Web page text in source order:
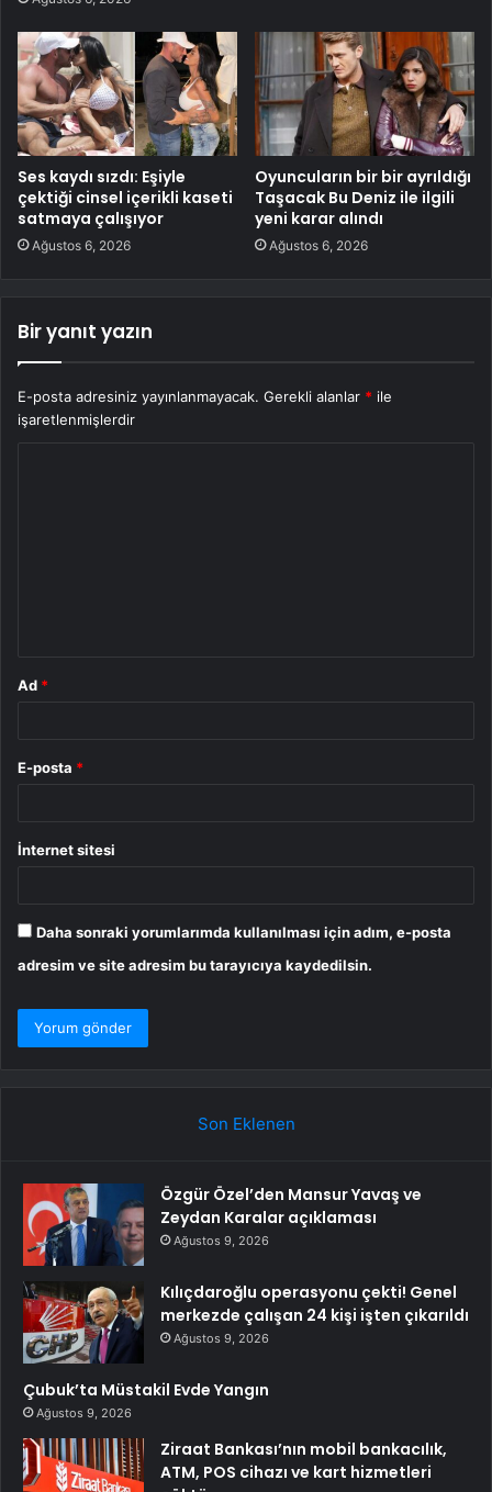
Ses kaydı sızdı: Eşiyle
çektiği cinsel içerikli kaseti
satmaya çalışıyor
Ağustos 6, 2026
Oyuncuların bir bir ayrıldığı
Taşacak Bu Deniz ile ilgili
yeni karar alındı
Ağustos 6, 2026
Bir yanıt yazın
E-posta adresiniz yayınlanmayacak. Gerekli alanlar * ile
işaretlenmişlerdir
Ad *
E-posta *
İnternet sitesi
Daha sonraki yorumlarımda kullanılması için adım, e-posta
adresim ve site adresim bu tarayıcıya kaydedilsin.
Son Eklenen
Özgür Özel’den Mansur Yavaş ve
Zeydan Karalar açıklaması
Ağustos 9, 2026
Kılıçdaroğlu operasyonu çekti! Genel
merkezde çalışan 24 kişi işten çıkarıldı
Ağustos 9, 2026
Çubuk’ta Müstakil Evde Yangın
Ağustos 9, 2026
Ziraat Bankası’nın mobil bankacılık,
ATM, POS cihazı ve kart hizmetleri